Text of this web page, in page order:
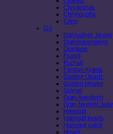
Chrysopras
Chrysocolla
Citrin
D-I
Dalmatiner Jaspis
Drømmeametyst
Dioptase
Fluorit
Fuchsit
Fantom Kvarts
Garden Quartz
Golden Healer
Granat
Grøn Aventurin
Grøn Nephrit Jade
Hæmatit
Hæmatit kvarts
Honning calcit
Howlit